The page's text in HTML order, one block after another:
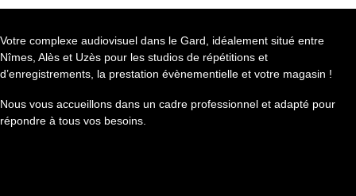
Votre complexe audiovisuel dans le Gard, idéalement situé entre
Nîmes, Alès et Uzès pour les studios de répétitions et
d’enregistrements, la prestation évènementielle et votre magasin !
Nous vous accueillons dans un cadre professionnel et adapté pour
répondre à tous vos besoins.